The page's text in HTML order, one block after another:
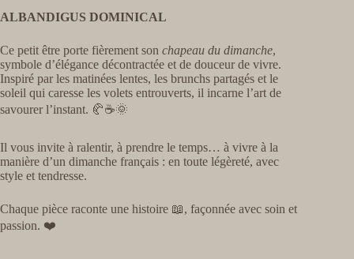
ALBANDIGUS DOMINICAL
Ce petit être porte fièrement son chapeau du dimanche,
symbole d’élégance décontractée et de douceur de vivre.
Inspiré par les matinées lentes, les brunchs partagés et le
soleil qui caresse les volets entrouverts, il incarne l’art de
savourer l’instant. 🥐☕🌞
Il vous invite à ralentir, à prendre le temps… à vivre à la
manière d’un dimanche français : en toute légèreté, avec
style et tendresse.
Chaque pièce raconte une histoire 📖, façonnée avec soin et
passion. ❤️